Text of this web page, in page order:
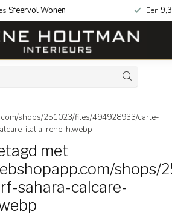
Sfeervol Wonen Een
shops/251023/files/494928933/carte-
italia-rene-h.webp
met
sahara-calcare-